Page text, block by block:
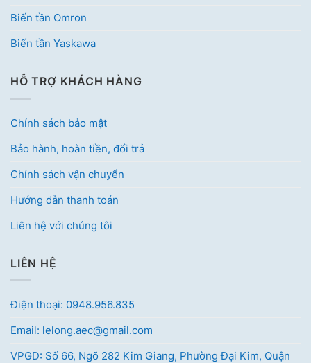
Biến tần Omron
Biến tần Yaskawa
HỖ TRỢ KHÁCH HÀNG
Chính sách bảo mật
Bảo hành, hoàn tiền, đổi trả
Chính sách vận chuyển
Hướng dẫn thanh toán
Liên hệ với chúng tôi
LIÊN HỆ
Điện thoại: 0948.956.835
Email: lelong.aec@gmail.com
VPGD: Số 66, Ngõ 282 Kim Giang, Phường Đại Kim, Quận